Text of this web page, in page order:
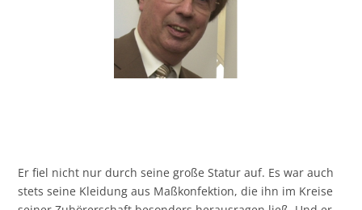
Er fiel nicht nur durch seine große Statur auf. Es war auch
stets seine Kleidung aus Maßkonfektion, die ihn im Kreise